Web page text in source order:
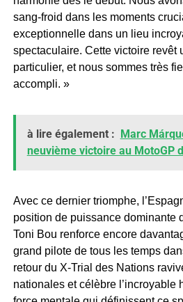
sang-froid dans les moments
exceptionnelle dans un lieu
spectaculaire. Cette victoire revêt
particulier, et nous sommes très
accompli. »
à lire également :
Marc
neuvième victoire au MotoGP
Avec ce dernier triomphe,
position de puissance dominante
Toni Bou renforce encore
grand pilote de tous les temps
retour du X-Trial des Nations
nationales et célèbre l’incroyable